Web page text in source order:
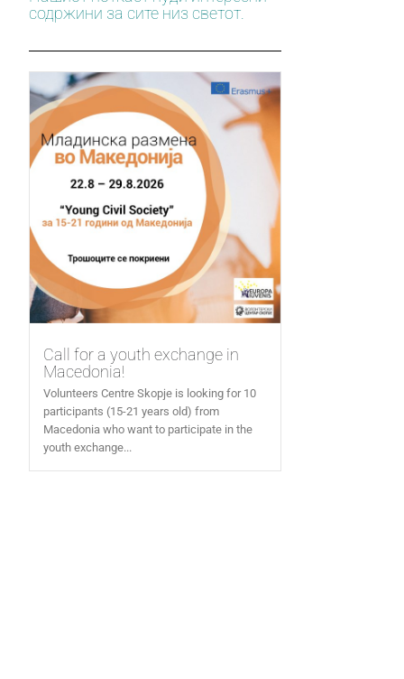
содржини за сите низ светот.
Call for a youth exchange in
Macedonia!
Volunteers Centre Skopje is looking for 10
participants (15-21 years old) from
Macedonia who want to participate in the
youth exchange...